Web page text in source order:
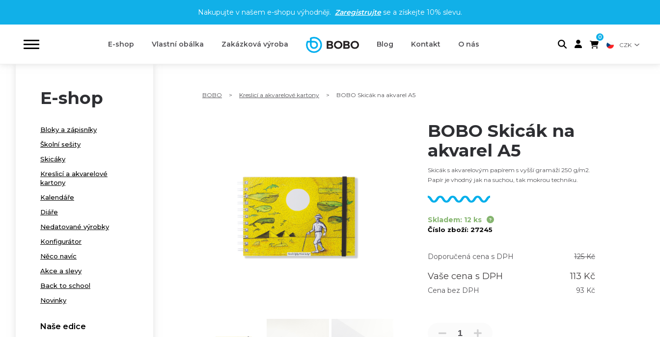
Nakupujte v našem e-shopu výhodněji. Zaregistrujtese a získejte 10% slevu.
E-shop Vlastní obálka Zakázková výroba Blog Kontakt O nás
0
CZK
E-shop
Bloky a zápisníky
Školní sešity
Skicáky
Kreslicí a akvarelové
kartony
Kalendáře
Diáře
Nedatované výrobky
Konfigurátor
Něco navíc
Akce a slevy
Back to school
Novinky
Naše edice
BOBO > Kreslicí a akvarelové kartony > BOBO Skicák na akvarel A5
BOBO Skicák na
akvarel A5
Skicák s akvarelovým papírem s vyšší gramáží 250 g/m2.
Papír je vhodný jak na suchou, tak mokrou techniku.
Skladem: 12 ks
Číslo zboží: 27245
Doporučená cena s DPH 125 Kč
Vaše cena s DPH 113 Kč
Cena bez DPH 93 Kč